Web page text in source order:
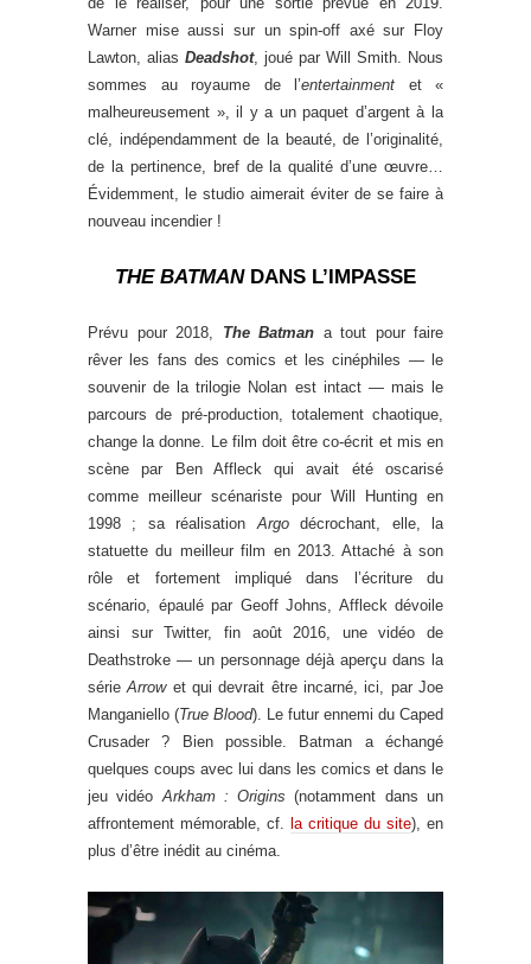
Warner mise aussi sur un spin-off axé sur Floy
Lawton, alias Deadshot, joué par Will Smith. Nous
sommes au royaume de l’entertainment et «
malheureusement », il y a un paquet d’argent à la
clé, indépendamment de la beauté, de l’originalité,
de la pertinence, bref de la qualité d’une œuvre…
Évidemment, le studio aimerait éviter de se faire à
nouveau incendier !
THE BATMANDANS L’IMPASSE
Prévu pour 2018, The Batman a tout pour faire
rêver les fans des comics et les cinéphiles — le
souvenir de la trilogie Nolan est intact — mais le
parcours de pré-production, totalement chaotique,
change la donne. Le film doit être co-écrit et mis en
scène par Ben Affleck qui avait été oscarisé
comme meilleur scénariste pour Will Hunting en
1998 ; sa réalisationArgodécrochant, elle, la
statuette du meilleur film en 2013. Attaché à son
rôle et fortement impliqué dans l’écriture du
scénario, épaulé par Geoff Johns, Affleck dévoile
ainsi sur Twitter, fin août 2016, une vidéo de
Deathstroke — un personnage déjà aperçu dans la
sérieArrowet qui devrait être incarné, ici, par Joe
Manganiello (True Blood). Le futur ennemi du Caped
Crusader ? Bien possible. Batman a échangé
quelques coups avec lui dans les comics et dans le
jeu vidéoArkham : Origins (notamment dans un
affrontement mémorable, cf. la critique du site), en
plus d’être inédit au cinéma.